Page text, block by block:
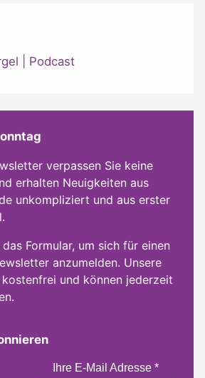
Podcast
verpassen Sie keine
erhalten Neuigkeiten aus
unkompliziert und aus erster
Formular, um sich für einen
anzumelden. Unsere
und können jederzeit
Ihre E-Mail Adresse *